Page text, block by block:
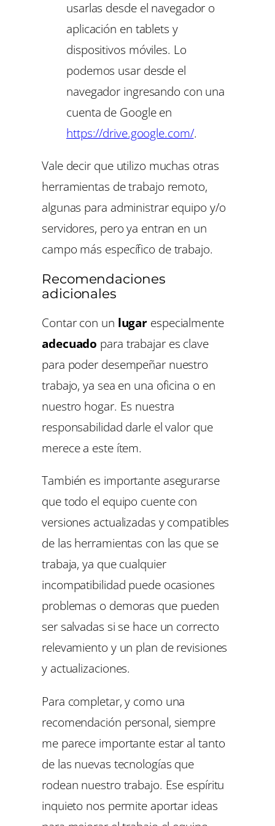
usarlas desde el navegador o
aplicación en tablets y
dispositivos móviles. Lo
podemos usar desde el
navegador ingresando con una
cuenta de Google en
https://drive.google.com/.
Vale decir que utilizo muchas otras
herramientas de trabajo remoto,
algunas para administrar equipo y/o
servidores, pero ya entran en un
campo más específico de trabajo.
Recomendaciones
adicionales
Contar con un lugar especialmente
adecuado para trabajar es clave
para poder desempeñar nuestro
trabajo, ya sea en una oficina o en
nuestro hogar. Es nuestra
responsabilidad darle el valor que
merece a este ítem.
También es importante asegurarse
que todo el equipo cuente con
versiones actualizadas y compatibles
de las herramientas con las que se
trabaja, ya que cualquier
incompatibilidad puede ocasiones
problemas o demoras que pueden
ser salvadas si se hace un correcto
relevamiento y un plan de revisiones
y actualizaciones.
Para completar, y como una
recomendación personal, siempre
me parece importante estar al tanto
de las nuevas tecnologías que
rodean nuestro trabajo. Ese espíritu
inquieto nos permite aportar ideas